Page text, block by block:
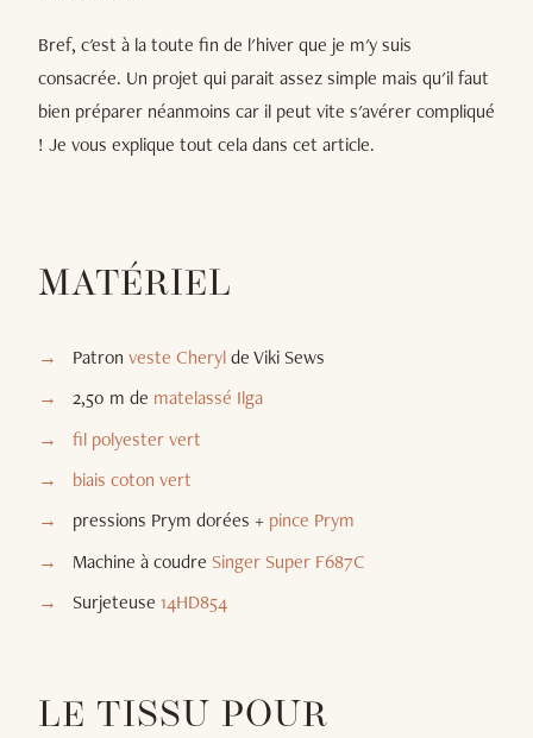
Bref, c'est à la toute fin de l'hiver que je m'y suis
consacrée. Un projet qui parait assez simple mais qu'il faut
bien préparer néanmoins car il peut vite s'avérer compliqué
! Je vous explique tout cela dans cet article.
MATÉRIEL
Patron veste Cherylde Viki Sews
2,50 m de matelassé Ilga
fil polyester vert
biais coton vert
pressions Prym dorées + pince Prym
Machine à coudre Singer Super F687C
Surjeteuse 14HD854
LE TISSU POUR